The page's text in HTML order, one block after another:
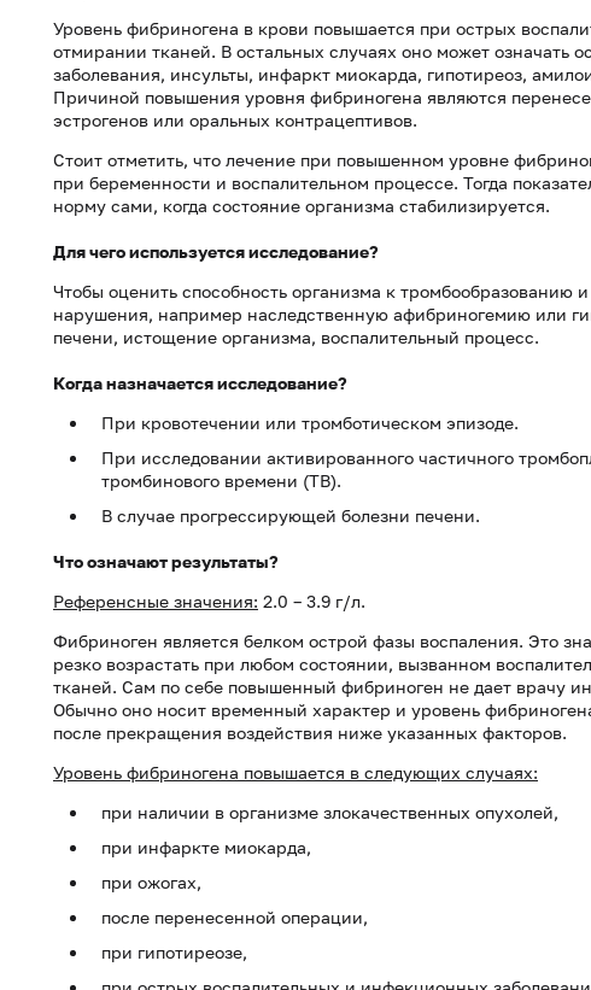
Уровень фибриногена в крови повышается при острых
отмирании тканей. В остальных случаях оно может означать
заболевания, инсульты, инфаркт миокарда, гипотиреоз,
Причиной повышения уровня фибриногена являются
эстрогенов или оральных контрацептивов.
Стоит отметить, что лечение при повышенном уровне
при беременности и воспалительном процессе. Тогда
норму сами, когда состояние организма стабилизируется.
Для чего используется исследование?
Чтобы оценить способность организма к тромбообразованию
нарушения, например наследственную афибриногемию или
печени, истощение организма, воспалительный процесс.
Когда назначается исследование?
При кровотечении или тромботическом эпизоде.
При исследовании активированного частичного
тромбинового времени (ТВ).
В случае прогрессирующей болезни печени.
Что означают результаты?
Референсные значения: 2.0 – 3.9 г/л.
Фибриноген является белком острой фазы воспаления. Это
резко возрастать при любом состоянии, вызванном
тканей. Сам по себе повышенный фибриноген не дает врачу
Обычно оно носит временный характер и уровень
после прекращения воздействия ниже указанных факторов.
Уровень фибриногена повышается в следующих случаях:
при наличии в организме злокачественных опухолей,
при инфаркте миокарда,
при ожогах,
после перенесенной операции,
при гипотиреозе,